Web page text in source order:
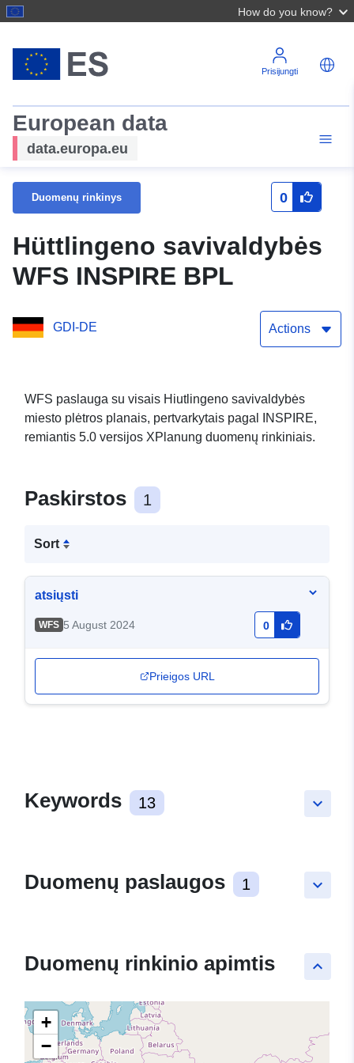
How do you know?
Prisijungti
European data
data.europa.eu
Duomenų rinkinys 0
Hüttlingeno savivaldybės
WFS INSPIRE BPL
GDI-DE Actions
WFS paslauga su visais Hiutlingeno savivaldybės
miesto plėtros planais, pertvarkytais pagal INSPIRE,
remiantis 5.0 versijos XPlanung duomenų rinkiniais.
Paskirstos 1
Sort
atsiųsti
WFS 5 August 2024 0
Prieigos URL
keyboard_arrow_down
Keywords 13
keyboard_arrow_down
Duomenų paslaugos 1
keyboard_arrow_up
Duomenų rinkinio apimtis
+
−